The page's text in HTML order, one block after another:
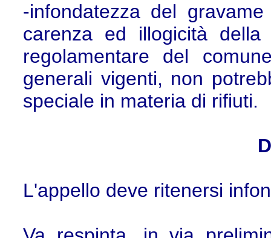
-infondatezza del
carenza ed illogicità
regolamentare del
generali vigenti, non
speciale in materia di rifiuti.
L'appello deve ritenersi